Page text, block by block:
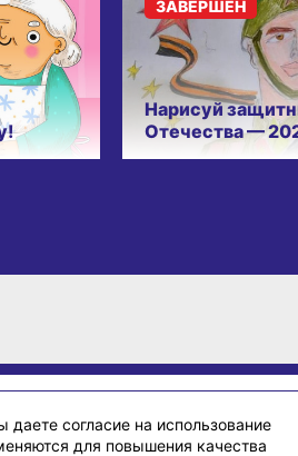
Нарисуй
Отечества —
ЗАВЕРШЁН
даете согласие на использование
для повышения качества